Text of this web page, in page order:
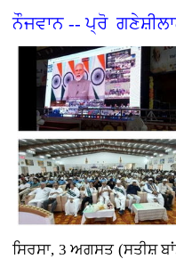
ਨੌਜਵਾਨ -- ਪ੍ਰੋ
ਸਿਰਸਾ, 3 ਅਗਸਤ (ਸਤੀਸ਼